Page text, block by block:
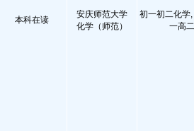
本科在读
安庆师范大学
化学（师范）
初一初二化学
一高